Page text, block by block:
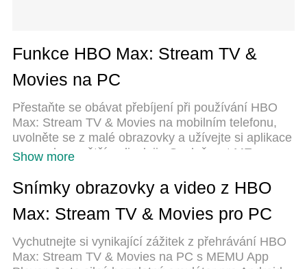
Funkce HBO Max: Stream TV &
Movies na PC
Přestaňte se obávat přebíjení při používání HBO
Max: Stream TV & Movies na mobilním telefonu,
uvolněte se z malé obrazovky a užívejte si aplikace
na mnohem větším displeji. „Společnost MEmu
očekávali: rychlá instalace a snadné nastavení,
intuitivní ovládání, žádná omezení baterií, mobilní
data a rušivá volání. Zcela nový přístroj MEmu 9 je
Movies ve vašem počítači. díky naší absorpci
umožňuje správce více instancí otevření 2 nebo
Show more
Snímky obrazovky a video z HBO
Max: Stream TV & Movies pro PC
Vychutnejte si vynikající zážitek z přehrávání HBO
Max: Stream TV & Movies na PC s MEMU App